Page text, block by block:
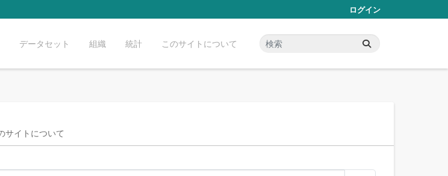
ログイン
データセット 組織 統計 このサイトについて
サイトについて